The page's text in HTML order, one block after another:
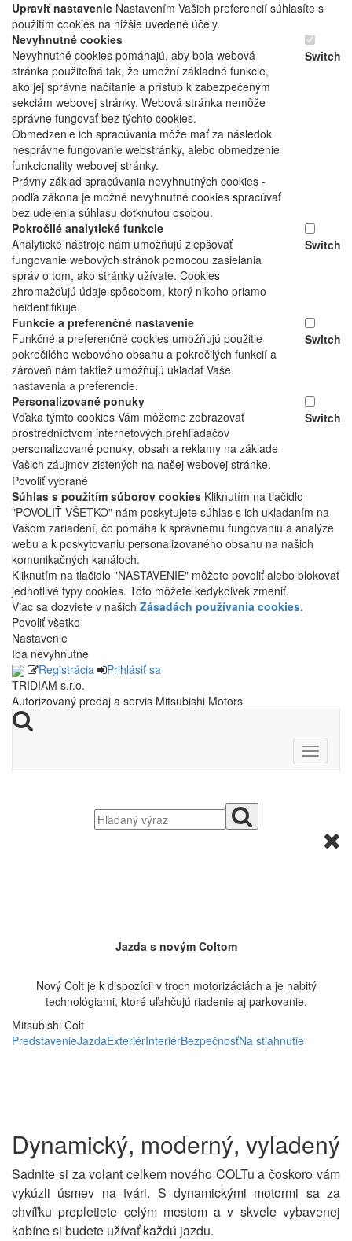
Upraviť nastavenie Nastavením Vašich preferencií súhlasíte s
použitím cookies na nižšie uvedené účely.
Nevyhnutné cookies
Nevyhnutné cookies pomáhajú, aby bola webová
stránka použiteľná tak, že umožní základné funkcie,
ako jej správne načítanie a prístup k zabezpečeným
sekciám webovej stránky. Webová stránka nemôže
správne fungovať bez týchto cookies.
Obmedzenie ich spracúvania môže mať za následok
nesprávne fungovanie webstránky, alebo obmedzenie
funkcionality webovej stránky.
Právny základ spracúvania nevyhnutných cookies -
podľa zákona je možné nevyhnutné cookies spracúvať
bez udelenia súhlasu dotknutou osobou.
Switch
Pokročilé analytické funkcie
Analytické nástroje nám umožňujú zlepšovať
fungovanie webových stránok pomocou zasielania
správ o tom, ako stránky užívate. Cookies
zhromažďujú údaje spôsobom, ktorý nikoho priamo
neidentifikuje.
Switch
Funkcie a preferenčné nastavenie
Funkčné a preferenčné cookies umožňujú použitie
pokročilého webového obsahu a pokročilých funkcií a
zároveň nám taktiež umožňujú ukladať Vaše
nastavenia a preferencie.
Switch
Personalizované ponuky
Vďaka týmto cookies Vám môžeme zobrazovať
prostredníctvom internetových prehliadačov
personalizované ponuky, obsah a reklamy na základe
Vašich záujmov zistených na našej webovej stránke.
Switch
Povoliť vybrané
Súhlas s použitím súborov cookies Kliknutím na tlačidlo
"POVOLIŤ VŠETKO" nám poskytujete súhlas s ich ukladaním na
Vašom zariadení, čo pomáha k správnemu fungovaniu a analýze
webu a k poskytovaniu personalizovaného obsahu na našich
komunikačných kanáloch.
Kliknutím na tlačidlo "NASTAVENIE" môžete povoliť alebo blokovať
jednotlivé typy cookies. Toto môžete kedykoľvek zmeniť.
Viac sa dozviete v našich Zásadách používania cookies.
Povoliť všetko
Nastavenie
Iba nevyhnutné
Registrácia
Prihlásiť sa
TRIDIAM s.r.o.
Autorizovaný predaj a servis Mitsubishi Motors
Jazda s novýmColtom
Nový Colt je k dispozícii v troch motorizáciách a je nabitý
technológiami, ktoré uľahčujú riadenie aj parkovanie.
Mitsubishi Colt
PredstavenieJazdaExteriérInteriérBezpečnosťNa stiahnutie
Dynamický, moderný, vyladený
Sadnite si za volant celkem nového COLTu a čoskoro vám
vykúzli úsmev na tvári. S dynamickými motormi sa za
chvíľku prepletiete celým mestom a v skvele vybavenej
kabíne si budete užívať každú jazdu.